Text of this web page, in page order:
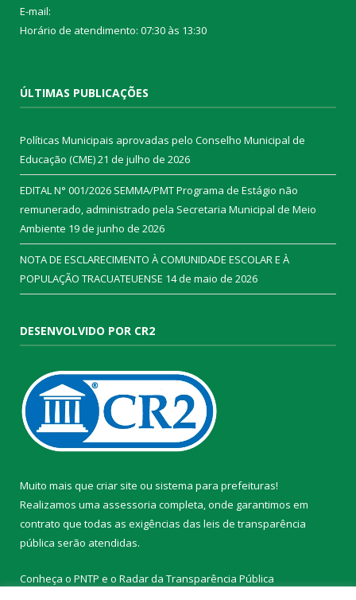
E-mail:
Horário de atendimento: 07:30 às 13:30
ÚLTIMAS PUBLICAÇÕES
Políticas Municipais aprovadas pelo Conselho Municipal de
Educação (CME)21 de julho de 2026
EDITAL N° 001/2026 SEMMA/PMT Programa de Estágio não
remunerado, administrado pela Secretaria Municipal de Meio
Ambiente 19 de junho de 2026
NOTA DE ESCLARECIMENTO À COMUNIDADE ESCOLAR E À
POPULAÇÃO TRACUATEUENSE 14 de maio de 2026
DESENVOLVIDO POR CR2
Muito mais que criar site ou sistema para prefeituras!
Realizamos uma assessoria completa, onde garantimos em
contrato que todas as exigências das leis de transparência
pública serão atendidas.
Conheça o PNTP e o Radar da Transparência Pública